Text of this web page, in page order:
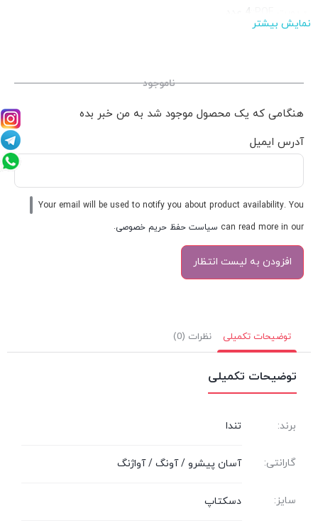
4 عدد
چراغ LED وضعیت::
نمایش بیشتر
ناموجود
هنگامی که یک محصول موجود شد به من خبر بده
آدرس ایمیل
Your email will be used to notify you about product availability. You
can read more in our سیاست حفظ حریم خصوصی.
توضیحات تکمیلی نظرات (0)
توضیحات تکمیلی
برند: تندا
گارانتی: آسان پیشرو / آونگ / آواژنگ
سایز: دسکتاپ